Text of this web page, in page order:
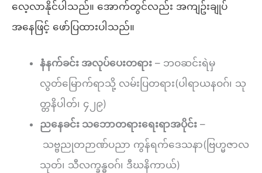
လေ့လာနိုင်ပါသည်။ အောက်တွင်လည်း အကျဥ်းချုပ်
အနေဖြင့် ဖော်ပြထားပါသည်။
နံနက်ခင်း အလုပ်ပေးတရား – ဘဝဆင်းရဲမှ
လွတ်မြောက်ရာသို့ လမ်းပြတရား(ပါရာယနဝဂ်၊ သု
တ္တနိပါတ်၊ ၄၂၉)
ညနေခင်း သဘောတရားရေးရာအပိုင်း –
သဗ္ဗညုတဉာဏ်ပညာ ကွန်ရက်ဒေသနာ(ဗြဟ္မဇာလ
သုတ်၊ သီလက္ခန္ဓဝဂ်၊ ဒီဃနိကာယ်)